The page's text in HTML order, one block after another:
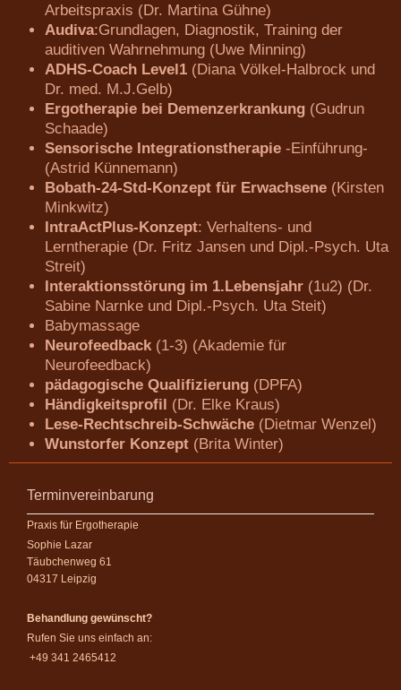
Arbeitspraxis (Dr. Martina Gühne)
Audiva:Grundlagen, Diagnostik, Training der
auditiven Wahrnehmung (Uwe Minning)
ADHS-Coach Level1 (Diana Völkel-Halbrock und
Dr. med. M.J.Gelb)
Ergotherapie bei Demenzerkrankung (Gudrun
Schaade)
Sensorische Integrationstherapie -Einführung-
(Astrid Künnemann)
Bobath-24-Std-Konzept für Erwachsene (Kirsten
Minkwitz)
IntraActPlus-Konzept: Verhaltens- und
Lerntherapie (Dr. Fritz Jansen und Dipl.-Psych. Uta
Streit)
Interaktionsstörung im 1.Lebensjahr (1u2) (Dr.
Sabine Narnke und Dipl.-Psych. Uta Steit)
Babymassage
Neurofeedback(1-3) (Akademie für
Neurofeedback)
pädagogische Qualifizierung (DPFA)
Händigkeitsprofil (Dr. Elke Kraus)
Lese-Rechtschreib-Schwäche (Dietmar Wenzel)
Wunstorfer Konzept (Brita Winter)
Terminvereinbarung
Praxis für Ergotherapie
Sophie Lazar
Täubchenweg 61
04317 Leipzig
Behandlung gewünscht?
Rufen Sie uns einfach an:
+49 341 2465412